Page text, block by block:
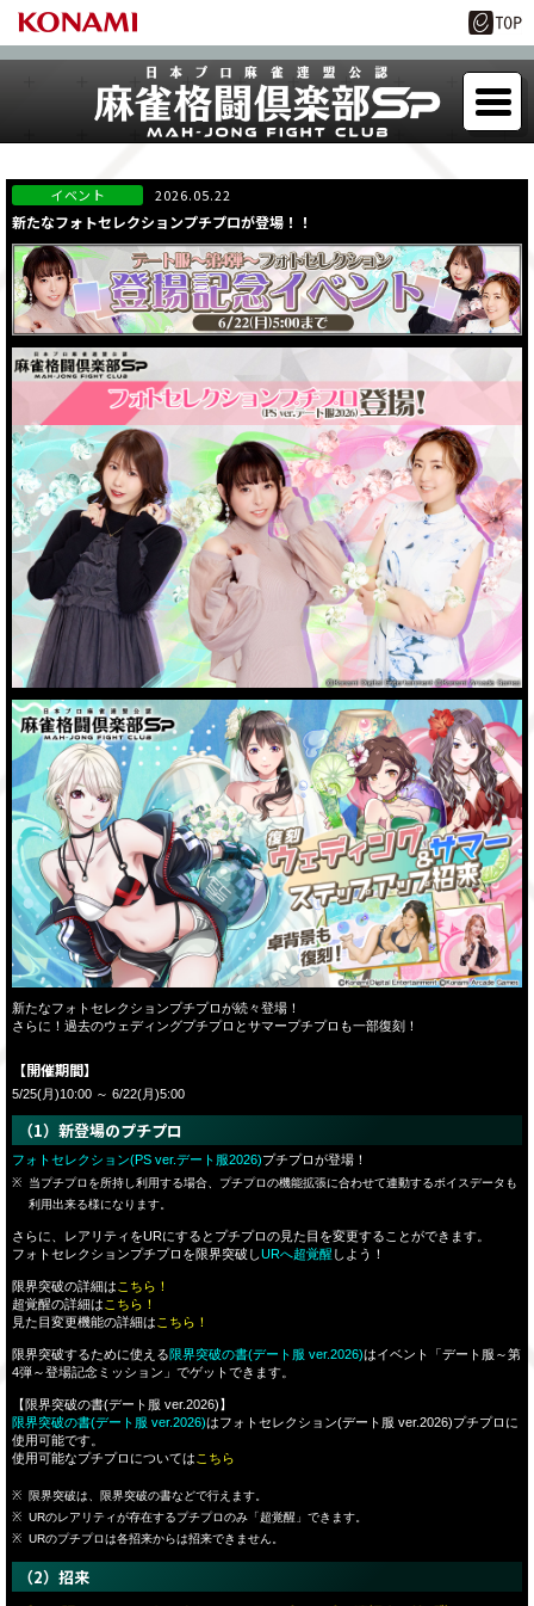
2026.05.22
新たなフォトセレクションプチプロが登場！！
新たなフォトセレクションプチプロが続々登場！
さらに！過去のウェディングプチプロとサマープチプロも一部復刻！
【開催期間】
5/25(月)10:00 ～ 6/22(月)5:00
（1）新登場のプチプロ
フォトセレクション(PS ver.デート服2026)プチプロが登場！
当プチプロを所持し利用する場合、プチプロの機能拡張に合わせて連動するボイスデータも
利用出来る様になります。
さらに、レアリティをURにするとプチプロの見た目を変更することができます。
フォトセレクションプチプロを限界突破しURへ超覚醒 しよう！
限界突破の詳細は こちら！
超覚醒の詳細は こちら！
見た目変更機能の詳細は こちら！
限界突破するために使える限界突破の書(デート服 ver.2026)はイベント「デート服～第
4弾～登場記念ミッション」でゲットできます。
【限界突破の書(デート服 ver.2026)】
限界突破の書(デート服 ver.2026)はフォトセレクション(デート服 ver.2026)プチプロに
使用可能です。
使用可能なプチプロについては こちら
限界突破は、限界突破の書などで行えます。
URのレアリティが存在するプチプロのみ「超覚醒」できます。
URのプチプロは各招来からは招来できません。
（2）招来